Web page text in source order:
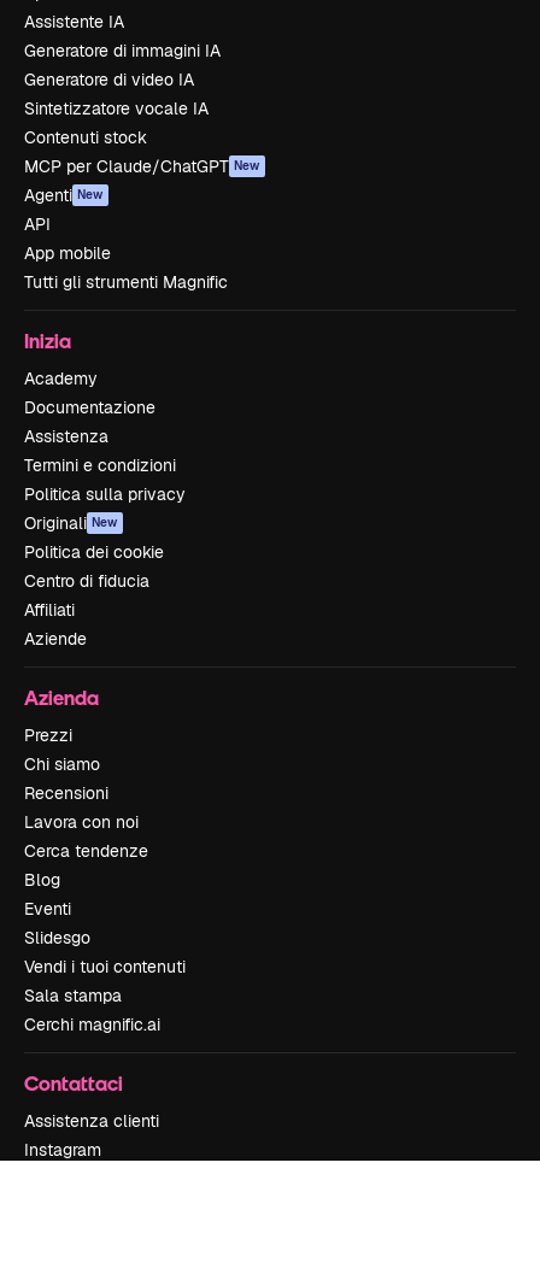
Assistente IA
Generatore di immagini IA
Generatore di video IA
Sintetizzatore vocale IA
Contenuti stock
MCP per Claude/ChatGPT New
Agenti New
API
App mobile
Tutti gli strumenti Magnific
Inizia
Academy
Documentazione
Assistenza
Termini e condizioni
Politica sulla privacy
Originali New
Politica dei cookie
Centro di fiducia
Affiliati
Aziende
Azienda
Prezzi
Chi siamo
Recensioni
Lavora con noi
Cerca tendenze
Blog
Eventi
Slidesgo
Vendi i tuoi contenuti
Sala stampa
Cerchi magnific.ai
Contattaci
Assistenza clienti
Instagram